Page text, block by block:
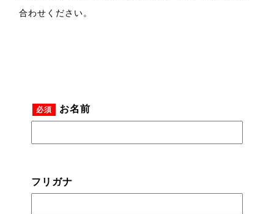
合わせください。
必須 お名前
フリガナ